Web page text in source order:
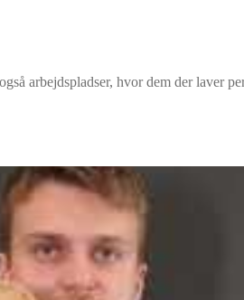
arbejdspladser, hvor dem der laver